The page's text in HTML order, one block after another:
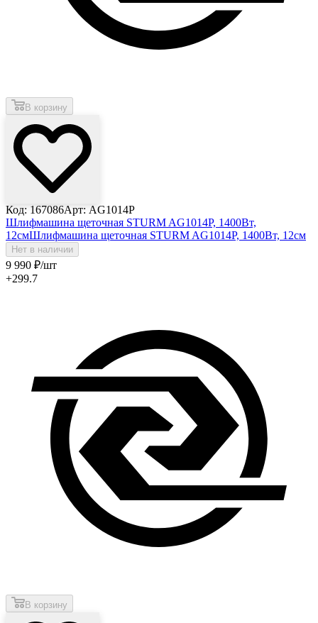
В корзину
Код: 167086Арт: AG1014P
Шлифмашина щеточная STURM AG1014P, 1400Вт,
12смШлифмашина щеточная STURM AG1014P, 1400Вт, 12см
Нет в наличии
9 990 ₽/шт
+299.7
В корзину